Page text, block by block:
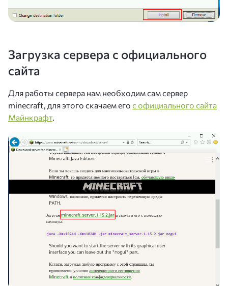
Загрузка сервера с официального
сайта
Для работы сервера нам необходим сам сервер
minecraft, для этого скачаем его с официального сайта
Майнкрафт.